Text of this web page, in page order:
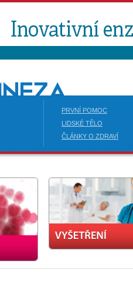
PRVNÍ POMOC
LIDSKÉ TĚLO
ČLÁNKY O ZDRAVÍ